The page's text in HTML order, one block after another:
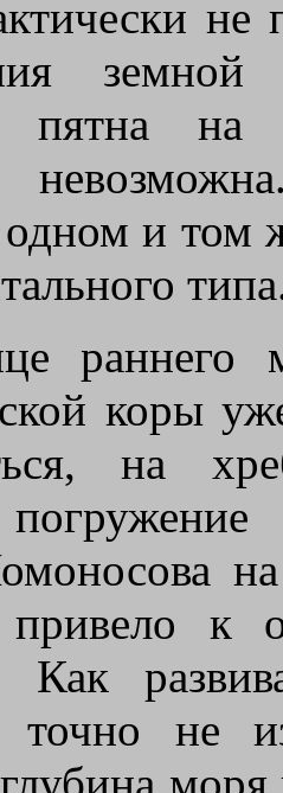
не
пятна на
и том
раннего
коры
на
к
Как
точно не